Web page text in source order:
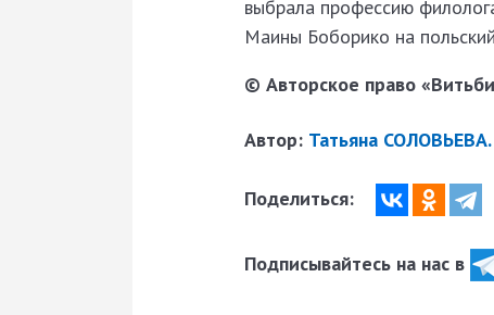
выбрала профессию
Маины Боборико на
© Авторское право
Автор: Татьяна СОЛОВЬЕВА.
Поделиться:
Подписывайтесь на нас в